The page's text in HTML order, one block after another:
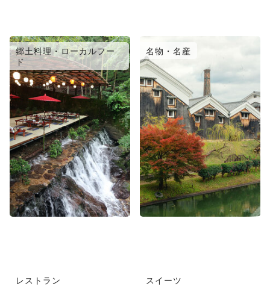
郷土料理・ローカルフー
ド
名物・名産
レストラン スイーツ